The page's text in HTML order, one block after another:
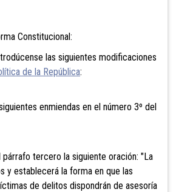
Constitucional:
las siguientes modificaciones
de la República:
enmiendas en el número 3º del
tercero la siguiente oración: "La
y establecerá la forma en que las
de delitos dispondrán de asesoría